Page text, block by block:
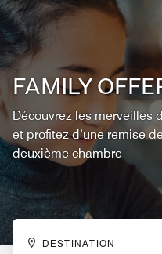
FAMILY
Découvrez les merveilles
et profitez d’une remise
deuxième chambre
DESTINATION